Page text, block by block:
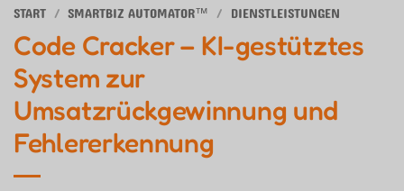
START / SMARTBIZ AUTOMATOR™ / DIENSTLEISTUNGEN
Code Cracker – KI-gestütztes
System zur
Umsatzrückgewinnung und
Fehlererkennung